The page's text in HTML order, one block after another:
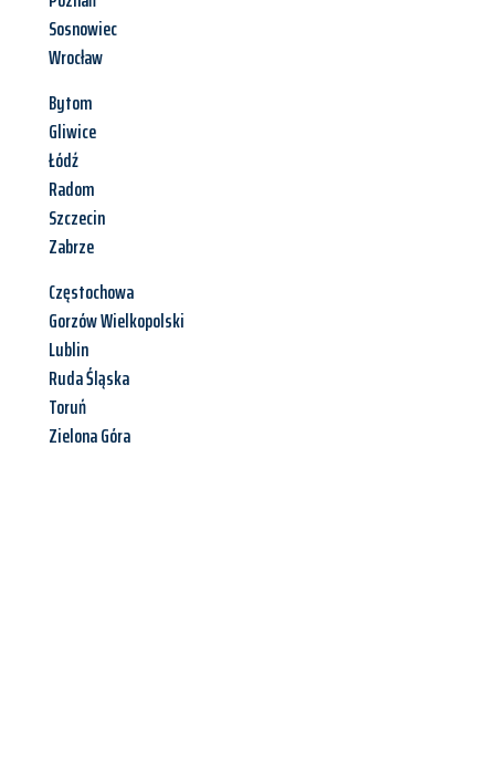
Sosnowiec
Wrocław
Bytom
Gliwice
Łódź
Radom
Szczecin
Zabrze
Częstochowa
Gorzów Wielkopolski
Lublin
Ruda Śląska
Toruń
Zielona Góra